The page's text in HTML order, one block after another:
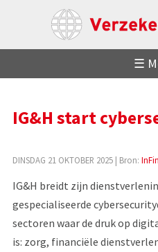
☰
IG&H start
DINSDAG 21 OKTOBER 2025| Bron:
IG&H breidt zijn
gespecialiseerde
sectoren waar de druk op
is: zorg, financiële